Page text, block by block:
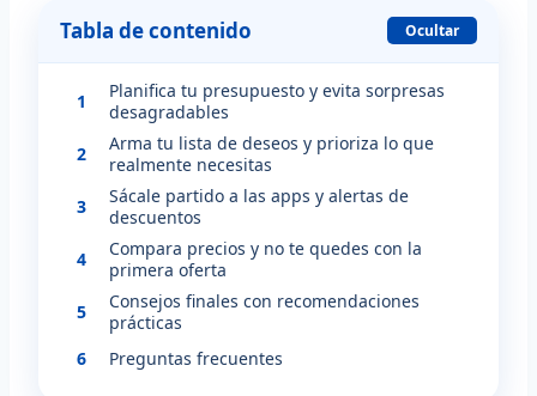
Tabla de contenido Ocultar
1
Planifica tu presupuesto y evita sorpresas
desagradables
2
Arma tu lista de deseos y prioriza lo que
realmente necesitas
3
Sácale partido a las apps y alertas de
descuentos
4
Compara precios y no te quedes con la
primera oferta
5
Consejos finales con recomendaciones
prácticas
6
Preguntas frecuentes